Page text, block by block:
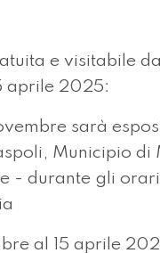
e visitabile
aprile 2025:
sarà
Municipio di
- durante gli
al 15 aprile